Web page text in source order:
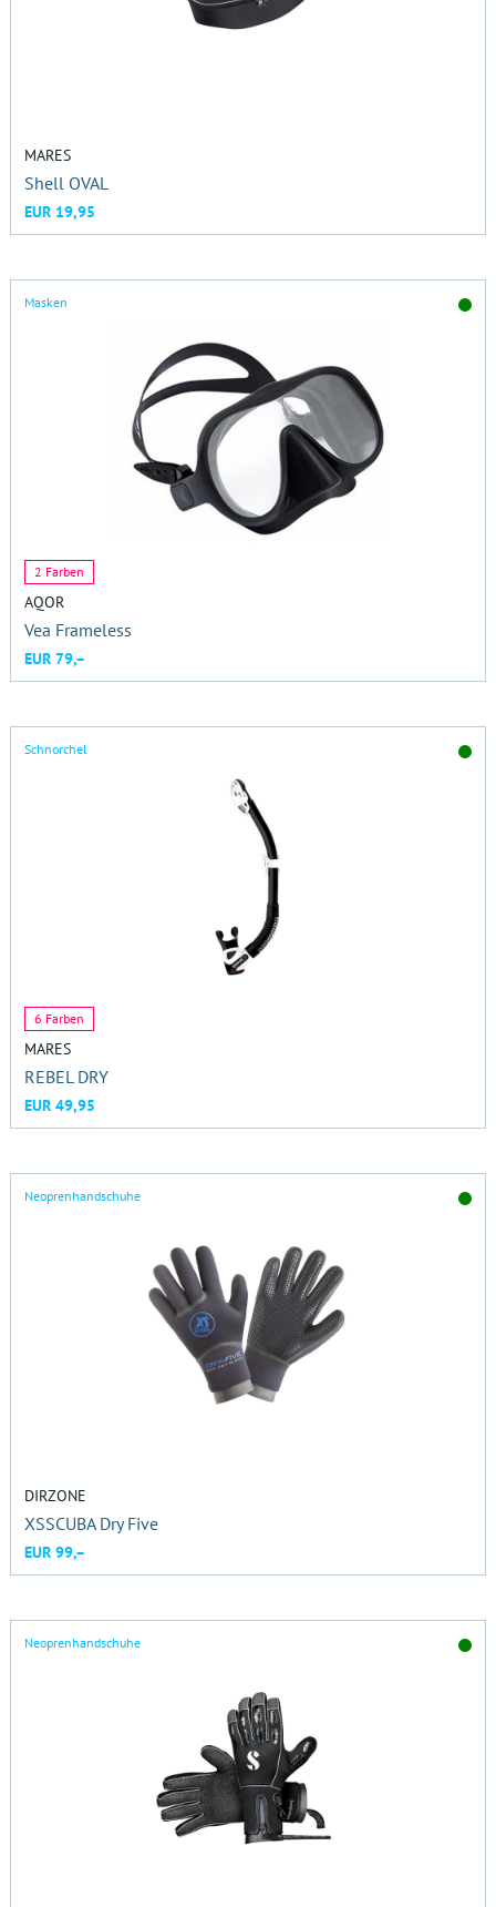
MARES
Shell OVAL
EUR 19,95
Masken
AQOR
Vea Frameless
EUR 79,–
2 Farben
Schnorchel
MARES
REBEL DRY
EUR 49,95
6 Farben
Neoprenhandschuhe
DIRZONE
XSSCUBA Dry Five
EUR 99,–
Neoprenhandschuhe